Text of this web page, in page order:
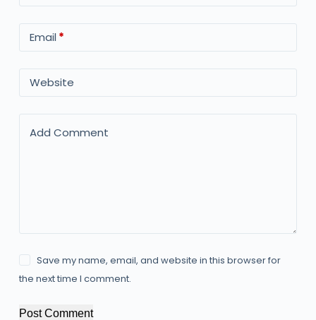
Email *
Website
Add Comment
Save my name, email, and website in this browser for
the next time I comment.
Post Comment